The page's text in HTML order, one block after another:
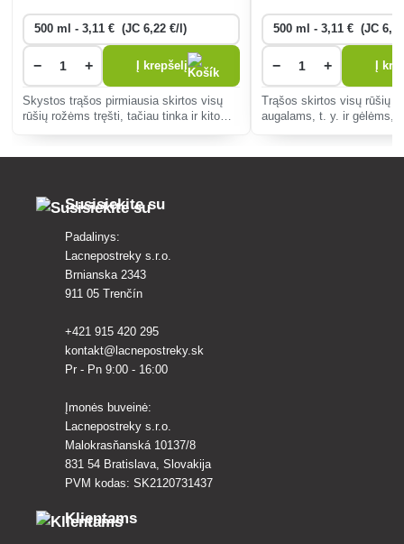
− + Į krepšelį
Skystos trąšos pirmiausia skirtos visų
rūšių rožėms tręšti, tačiau tinka ir kitoms
− + Į
Trąšos skirtos visų rūšių
augalams, t. y. ir gėlėms,
Susisiekite su
Padalinys:
Lacnepostreky s.r.o.
Brnianska 2343
911 05 Trenčín
+421 915 420 295
kontakt@lacnepostreky.sk
Pr - Pn 9:00 - 16:00
Įmonės buveinė:
Lacnepostreky s.r.o.
Malokrasňanská 10137/8
831 54 Bratislava, Slovakija
PVM kodas: SK2120731437
Klientams